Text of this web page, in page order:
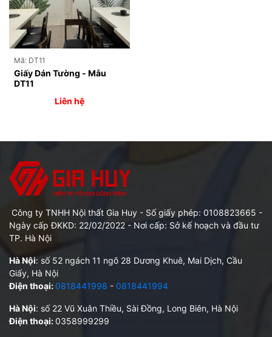
Mã: DT11
Giấy Dán Tường - Mẫu
DT11
Liên hệ
Công ty TNHH Nội thất Gia Huy - Số giấy phép: 0108823665 -
Ngày cấp ĐKKD: 22/02/2022 - Nơi cấp: Sở kế hoạch và đầu tư
TP. Hà Nội
Hà Nội: số 52 ngách 11 ngõ 28 Dương Khuê, Mai Dịch, Cầu
Giấy, Hà Nội
Điện thoại:0818441998 - 0818441994
Hà Nội: số 22 Vũ Xuân Thiều, Sài Đồng, Long Biên, Hà Nội
Điện thoại:0358999299